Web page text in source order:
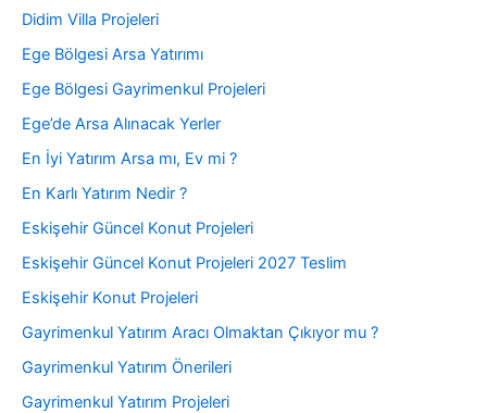
Didim Villa Projeleri
Ege Bölgesi Arsa Yatırımı
Ege Bölgesi Gayrimenkul Projeleri
Ege’de Arsa Alınacak Yerler
En İyi Yatırım Arsa mı, Ev mi ?
En Karlı Yatırım Nedir ?
Eskişehir Güncel Konut Projeleri
Eskişehir Güncel Konut Projeleri 2027 Teslim
Eskişehir Konut Projeleri
Gayrimenkul Yatırım Aracı Olmaktan Çıkıyor mu ?
Gayrimenkul Yatırım Önerileri
Gayrimenkul Yatırım Projeleri